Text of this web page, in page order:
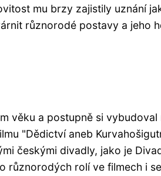
mu brzy zajistily uznání
různorodé postavy a jeho
věku a postupně si
"Dědictví aneb
českými divadly, jako je
různorodých rolí ve filmech i